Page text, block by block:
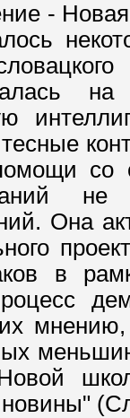
-
со
Она
в
мнению,